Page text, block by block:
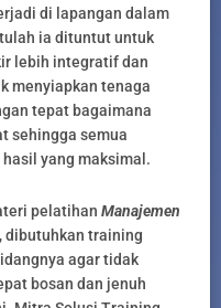
di lapangan dalam
ia dituntut untuk
lebih integratif dan
menyiapkan tenaga
tepat bagaimana
sehingga semua
yang maksimal.
pelatihan Manajemen
dibutuhkan training
agar tidak
bosan dan jenuh